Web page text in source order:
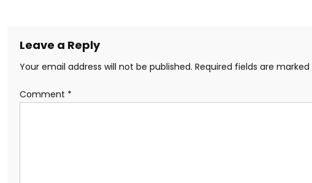
Leave a Reply
Your email address will not be published. Required fields are marked
Comment *